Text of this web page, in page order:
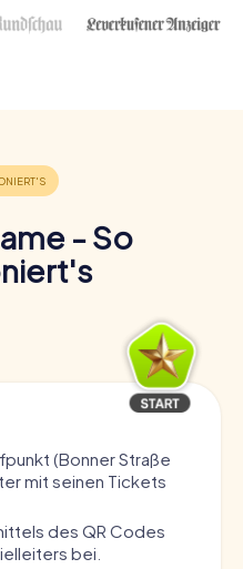
- So
(Bonner Straße
mit seinen Tickets
des QR Codes
bei.